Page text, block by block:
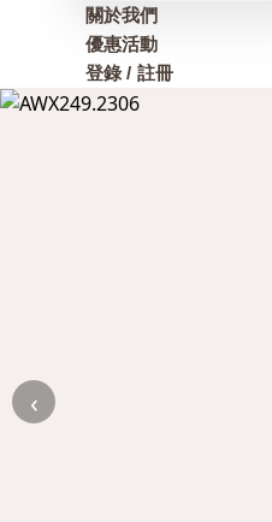
關於我們
優惠活動
登錄 / 註冊
‹